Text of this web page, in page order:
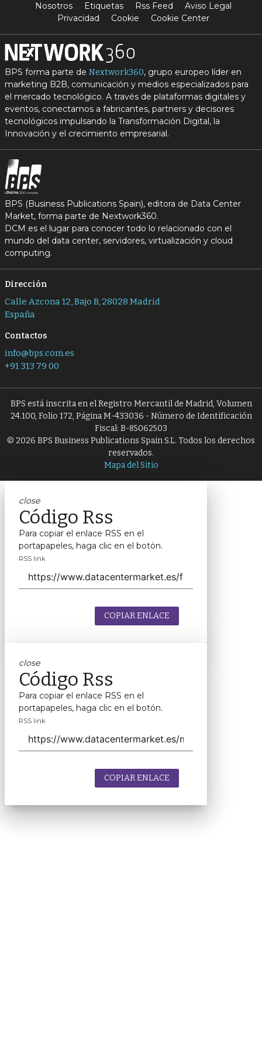
Nosotros Etiquetas Rss Feed
Aviso Legal
Privacidad
Cookie Cookie Center
BPS forma parte de Nextwork360, grupo europeo líder en
marketing B2B, comunicación y medios especializados para
el mercado tecnológico. A través de plataformas digitales y
eventos, conectamos a fabricantes, partners y decisores
tecnológicos impulsando la Transformación Digital, la
Innovación y el crecimiento empresarial.
BPS (Business Publications Spain), editora de Data Center
Market, forma parte de Nextwork360.
DCM es el lugar para conocer todo lo relacionado con el
mundo del data center, servidores, virtualización y cloud
computing.
Dirección
Calle Azcona 12, Bajo B, 28028 Madrid
España
Contactos
info@bps.com.es
+91 313 79 00
BPS está inscrita en el Registro Mercantil de Madrid, Volumen
24.100, Folio 172, Página M-433036 - Número de Identificación
Fiscal: B-85062503
© 2026 BPS Business Publications Spain S.L. Todos los derechos
reservados.
Mapa del Sitio
close
Código Rss
Para copiar el enlace RSS en el
portapapeles, haga clic en el botón.
RSS link
COPIAR ENLACE
close
Código Rss
Para copiar el enlace RSS en el
portapapeles, haga clic en el botón.
RSS link
COPIAR ENLACE